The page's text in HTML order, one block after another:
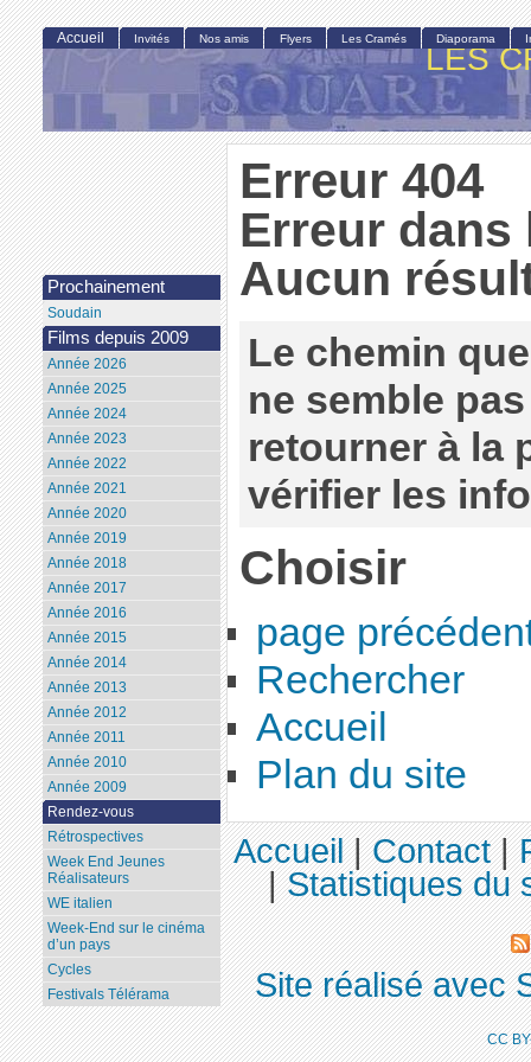
LES
Erreur 404
Erreur dans
Aucun
Le chemin
ne semble
retourner à la
vérifier les
Choisir
page
Rechercher
Accueil
Plan du site
Accueil Invités Nos amis Flyers Les Cramés Diaporama
Prochainement
Soudain
Films depuis 2009
Année 2026
Année 2025
Année 2024
Année 2023
Année 2022
Année 2021
Année 2020
Année 2019
Année 2018
Année 2017
Année 2016
Année 2015
Année 2014
Année 2013
Année 2012
Année 2011
Année 2010
Année 2009
Rendez-vous
Rétrospectives
Week End Jeunes
Réalisateurs
WE italien
Week-End sur le cinéma
d’un pays
Cycles
Festivals Télérama
Accueil|Contact|
|Statistiques du
Site réalisé avec
CC